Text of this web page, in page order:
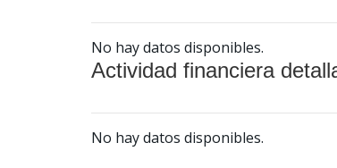
No hay datos disponibles.
Actividad financiera
No hay datos disponibles.